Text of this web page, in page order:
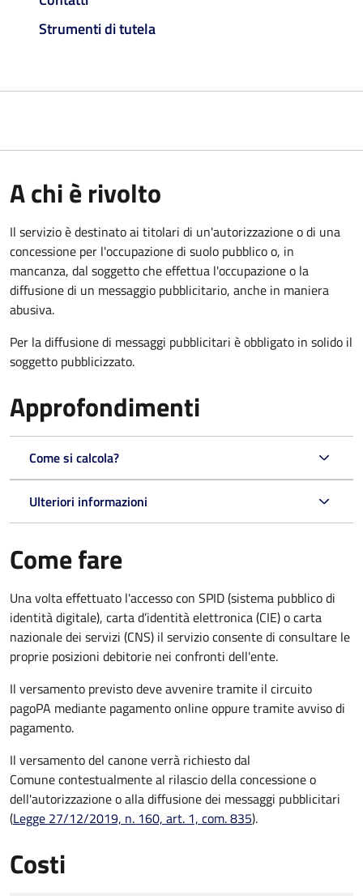
Strumenti di tutela
A chi è rivolto
Il servizio è destinato ai titolari di un'autorizzazione o di una
concessione per l'occupazione di suolo pubblico o, in
mancanza, dal soggetto che effettua l'occupazione o la
diffusione di un messaggio pubblicitario, anche in maniera
abusiva.
Per la diffusione di messaggi pubblicitari è obbligato in solido il
soggetto pubblicizzato.
Approfondimenti
Come si calcola?
Ulteriori informazioni
Come fare
Una volta effettuato l'accesso con SPID (sistema pubblico di
identità digitale), carta d’identità elettronica (CIE) o carta
nazionale dei servizi (CNS) il servizio consente di consultare le
proprie posizioni debitorie nei confronti dell'ente.
Il versamento previsto deve avvenire tramite il circuito
pagoPA mediante pagamento online oppure tramite avviso di
pagamento.
Il versamento del canone verrà richiesto dal
Comune contestualmente al rilascio della concessione o
dell'autorizzazione o alla diffusione dei messaggi pubblicitari
(Legge 27/12/2019, n. 160, art. 1, com. 835).
Costi